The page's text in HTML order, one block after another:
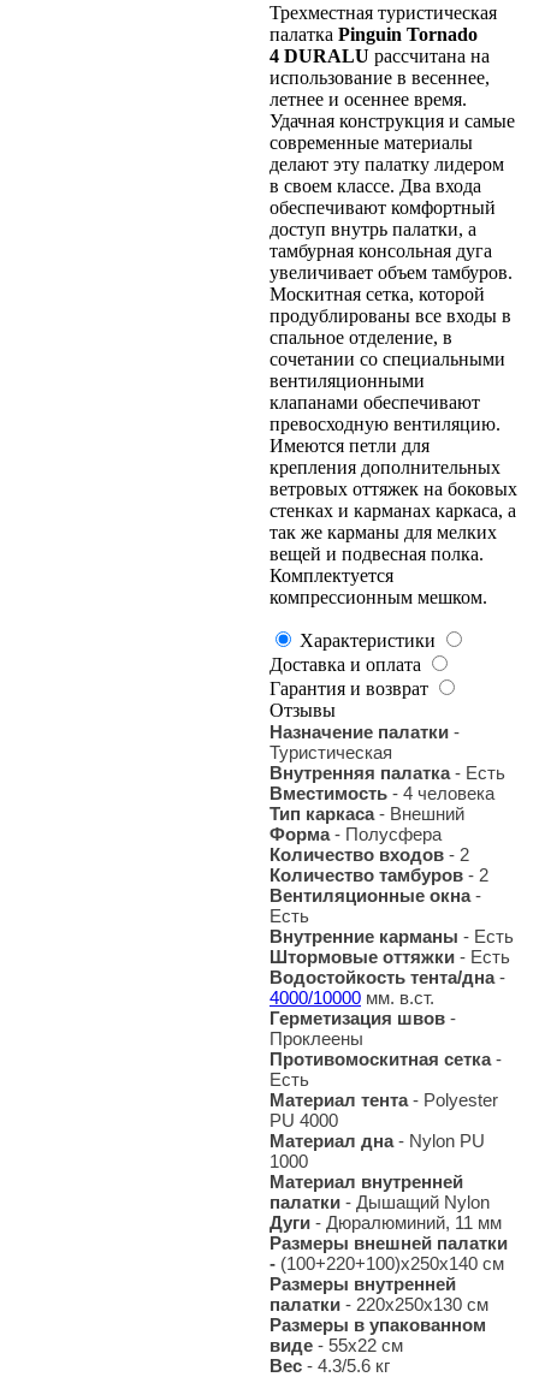
Трехместная туристическая
палатка Pinguin Tornado
4 DURALU рассчитана на
использование в весеннее,
летнее и осеннее время.
Удачная конструкция и самые
современные материалы
делают эту палатку лидером
в своем классе. Два входа
обеспечивают комфортный
доступ внутрь палатки, а
тамбурная консольная дуга
увеличивает объем тамбуров.
Москитная сетка, которой
продублированы все входы в
спальное отделение, в
сочетании со специальными
вентиляционными
клапанами обеспечивают
превосходную вентиляцию.
Имеются петли для
крепления дополнительных
ветровых оттяжек на боковых
стенках и карманах каркаса, а
так же карманы для мелких
вещей и подвесная полка.
Комплектуется
компрессионным мешком.
Характеристики
Доставка и оплата
Гарантия и возврат
Отзывы
Назначение палатки -
Туристическая
Внутренняя палатка- Есть
Вместимость - 4 человека
Тип каркаса- Внешний
Форма- Полусфера
Количество входов - 2
Количество тамбуров - 2
Вентиляционные окна-
Есть
Внутренние карманы - Есть
Штормовые оттяжки - Есть
Водостойкость тента/дна-
4000/10000 мм. в.ст.
Герметизация швов -
Проклеены
Противомоскитная сетка-
Есть
Материал тента- Polyester
PU 4000
Материал дна- Nylon PU
1000
Материал внутренней
палатки - Дышащий Nylon
Дуги - Дюралюминий, 11 мм
Размеры внешней палатки
- (100+220+100)x250x140 см
Размеры внутренней
палатки - 220x250x130 см
Размеры в упакованном
виде - 55x22 см
Вес - 4.3/5.6 кг